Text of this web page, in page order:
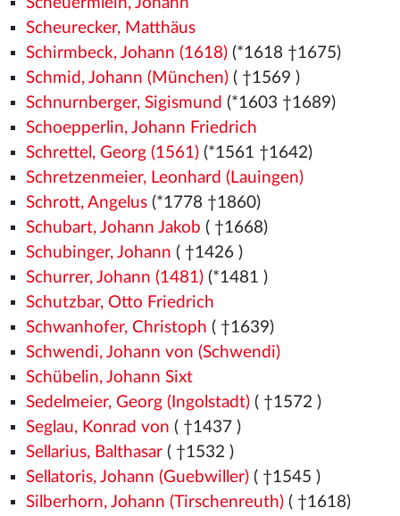
Scheuermlein, Johann
Scheurecker, Matthäus
Schirmbeck, Johann (1618)(*1618 †1675)
Schmid, Johann (München)( †1569 )
Schnurnberger, Sigismund (*1603 †1689)
Schoepperlin, Johann Friedrich
Schrettel, Georg (1561)(*1561 †1642)
Schretzenmeier, Leonhard (Lauingen)
Schrott, Angelus(*1778 †1860)
Schubart, Johann Jakob ( †1668)
Schubinger, Johann ( †1426 )
Schurrer, Johann (1481)(*1481 )
Schutzbar, Otto Friedrich
Schwanhofer, Christoph ( †1639)
Schwendi, Johann von (Schwendi)
Schübelin, Johann Sixt
Sedelmeier, Georg (Ingolstadt)( †1572 )
Seglau, Konrad von ( †1437 )
Sellarius, Balthasar( †1532 )
Sellatoris, Johann (Guebwiller)( †1545 )
Silberhorn, Johann (Tirschenreuth)( †1618)